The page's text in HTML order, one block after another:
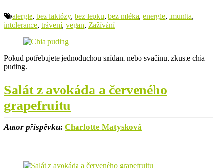
alergie, bez laktózy, bez lepku, bez mléka, energie, imunita,
intolerance, trávení, vegan, Zažívání
Pokud potřebujete jednoduchou snídani nebo svačinu, zkuste chia
puding.
Salát z avokáda a červeného
grapefruitu
Autor příspěvku: Charlotte Matysková